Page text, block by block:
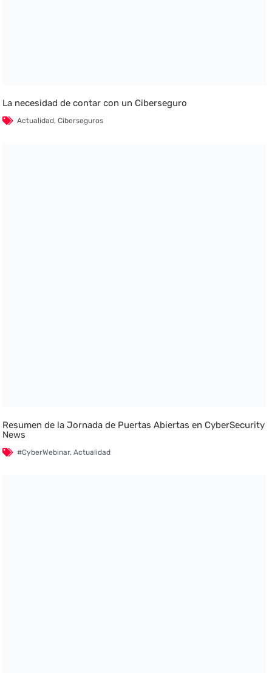
La necesidad de contar con un Ciberseguro
Actualidad,Ciberseguros
Resumen de la Jornada de Puertas Abiertas en CyberSecurity
News
#CyberWebinar,Actualidad